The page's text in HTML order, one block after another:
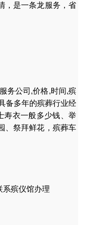
，是一条龙服务，省
务公司 ,价格,时间,殡
备多年的殡葬行业经
寿衣一般多少钱 、举
、祭拜鲜花 ， 殡葬车
系殡仪馆办理